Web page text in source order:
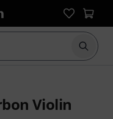
Börja
Violin